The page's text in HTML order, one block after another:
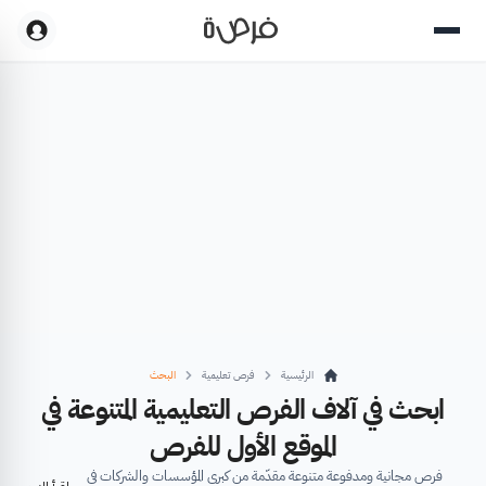
الرئيسية فرص تعليمية البحث
ابحث في آلاف الفرص التعليمية المتنوعة في
الموقع الأول للفرص
فرص مجانية ومدفوعة متنوعة مقدّمة من كبرى المؤسسات والشركات في